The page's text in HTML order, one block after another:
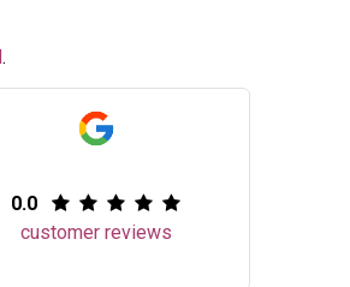
.​
0.0
customer reviews